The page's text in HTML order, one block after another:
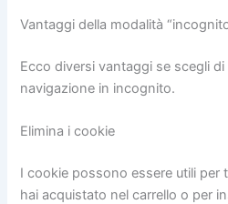
Vantaggi della modalità
Ecco diversi vantaggi se scegli
navigazione in incognito.
Elimina i cookie
I cookie possono essere utili per
hai acquistato nel carrello o per